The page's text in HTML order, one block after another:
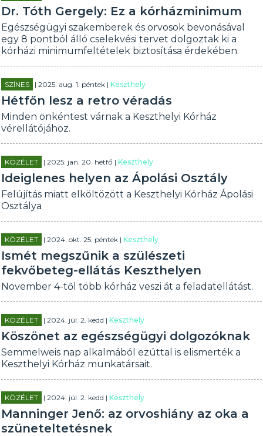
Dr. Tóth Gergely: Ez a kórházminimum
Egészségügyi szakemberek és orvosok bevonásával
egy 8 pontból álló cselekvési tervet dolgoztak ki a
kórházi minimumfeltételek biztosítása érdekében.
SZÍNES | 2025. aug. 1. péntek |Keszthely
Hétfőn lesz a retro véradás
Minden önkéntest várnak a Keszthelyi Kórház
vérellátójához.
KÖZÉLET | 2025. jan. 20. hétfő |Keszthely
Ideiglenes helyen az Ápolási Osztály
Felújítás miatt elköltözött a Keszthelyi Kórház Ápolási
Osztálya
KÖZÉLET | 2024. okt. 25. péntek |Keszthely
Ismét megszűnik a szülészeti
fekvőbeteg-ellátás Keszthelyen
November 4-től több kórház veszi át a feladatellátást.
KÖZÉLET | 2024. júl. 2. kedd |Keszthely
Köszönet az egészségügyi dolgozóknak
Semmelweis nap alkalmából ezúttal is elismerték a
Keszthelyi Kórház munkatársait.
KÖZÉLET | 2024. júl. 2. kedd |Keszthely
Manninger Jenő: az orvoshiány az oka a
szüneteltetésnek